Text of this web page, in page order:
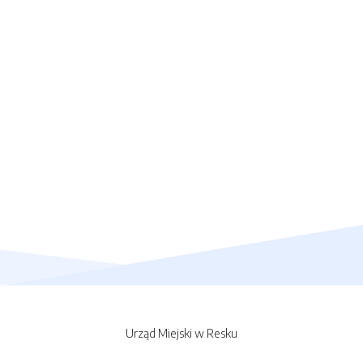
Urząd Miejski w Resku